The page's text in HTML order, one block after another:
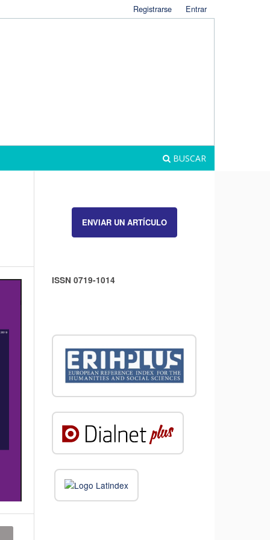
BUSCAR
Registrarse Entrar
ENVIAR UN ARTÍCULO
ISSN 0719-1014